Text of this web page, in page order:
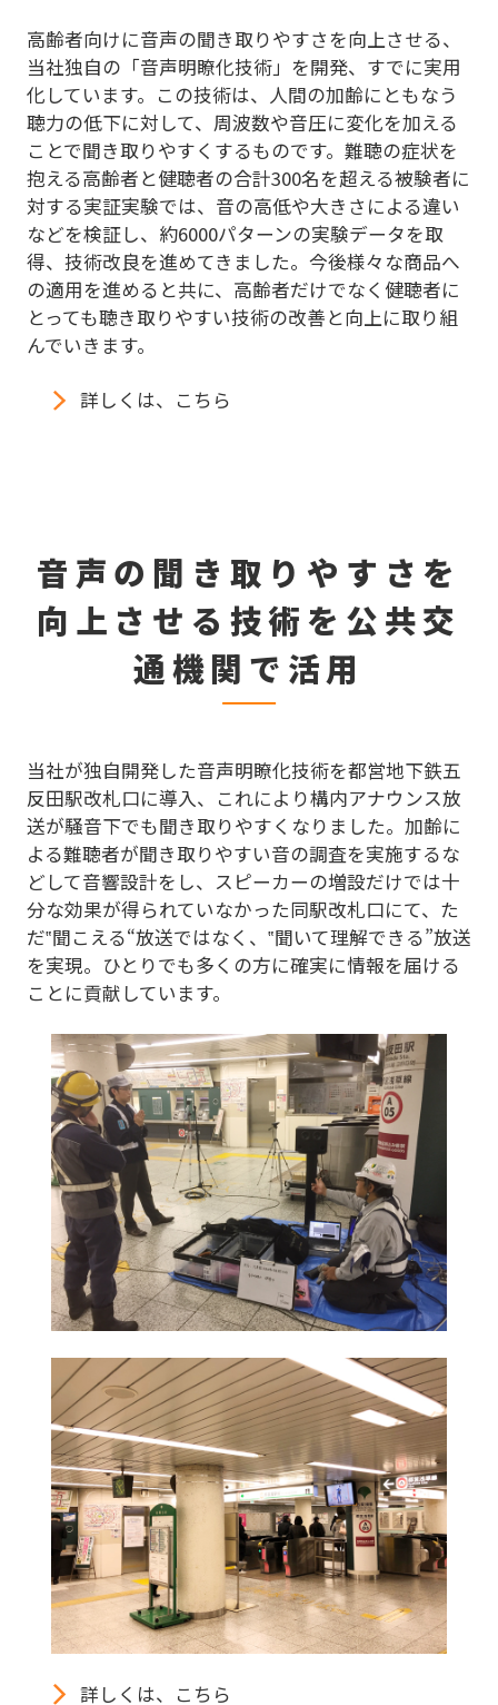
高齢者向けに音声の聞き取りやすさを向上させる、
当社独自の「音声明瞭化技術」を開発、すでに実用
化しています。この技術は、人間の加齢にともなう
聴力の低下に対して、周波数や音圧に変化を加える
ことで聞き取りやすくするものです。難聴の症状を
抱える高齢者と健聴者の合計300名を超える被験者に
対する実証実験では、音の高低や大きさによる違い
などを検証し、約6000パターンの実験データを取
得、技術改良を進めてきました。今後様々な商品へ
の適用を進めると共に、高齢者だけでなく健聴者に
とっても聴き取りやすい技術の改善と向上に取り組
んでいきます。
詳しくは、こちら
音声の聞き取りやすさを
向上させる技術を公共交
通機関で活用
当社が独自開発した音声明瞭化技術を都営地下鉄五
反田駅改札口に導入、これにより構内アナウンス放
送が騒音下でも聞き取りやすくなりました。加齢に
よる難聴者が聞き取りやすい音の調査を実施するな
どして音響設計をし、スピーカーの増設だけでは十
分な効果が得られていなかった同駅改札口にて、た
だ‟聞こえる“放送ではなく、‟聞いて理解できる”放送
を実現。ひとりでも多くの方に確実に情報を届ける
ことに貢献しています。
詳しくは、こちら